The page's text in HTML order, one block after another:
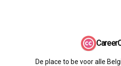
De place to be voor alle